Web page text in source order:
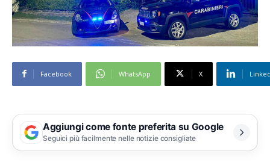
Facebook WhatsApp X
Aggiungi come fonte preferita su Google
Seguici più facilmente nelle notizie consigliate